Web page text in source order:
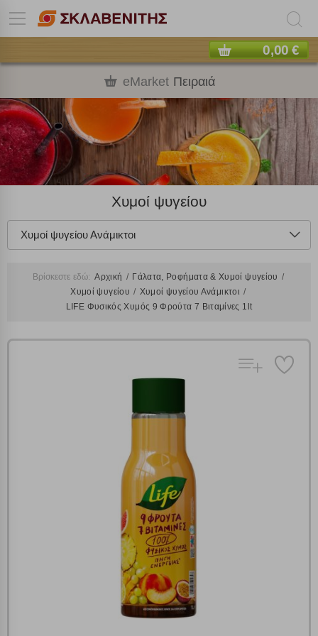
0,00 €
eMarket Πειραιά
Χυμοί ψυγείου
Χυμοί ψυγείου Ανάμικτοι
Βρίσκεστε εδώ: Αρχική
Γάλατα, Ροφήματα & Χυμοί ψυγείου
Χυμοί ψυγείου
Χυμοί ψυγείου Ανάμικτοι
LIFΕ Φυσικός Χυμός 9 Φρούτα 7 Βιταμίνες 1lt